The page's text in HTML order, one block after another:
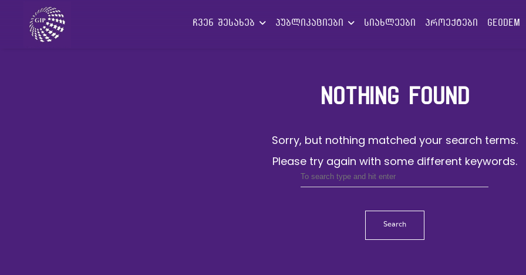
ჩვენ შესახებ პუბლიკაციები სიახლეები პროექტები GEODEM
NOTHING FOUND
Sorry, but nothing matched your search terms.
Please try again with some different keywords.
Search